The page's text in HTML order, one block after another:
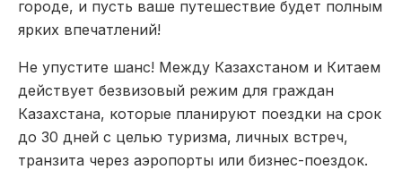
городе, и пусть ваше путешествие будет полным
ярких впечатлений!
Не упустите шанс! Между Казахстаном и Китаем
действует безвизовый режим для граждан
Казахстана, которые планируют поездки на срок
до 30 дней с целью туризма, личных встреч,
транзита через аэропорты или бизнес-поездок.